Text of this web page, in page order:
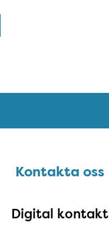
oss
Kontakta oss
Digital kontakt